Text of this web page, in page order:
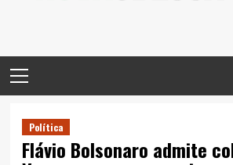
Menu
Política
Flávio Bolsonaro admite